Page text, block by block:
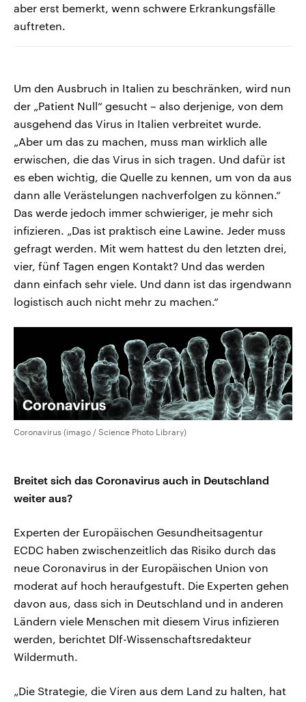
aber erst bemerkt, wenn schwere Erkrankungsfälle
auftreten.
Um den Ausbruch in Italien zu beschränken, wird nun
der „Patient Null“ gesucht – also derjenige, von dem
ausgehend das Virus in Italien verbreitet wurde.
„Aber um das zu machen, muss man wirklich alle
erwischen, die das Virus in sich tragen. Und dafür ist
es eben wichtig, die Quelle zu kennen, um von da aus
dann alle Verästelungen nachverfolgen zu können.“
Das werde jedoch immer schwieriger, je mehr sich
infizieren. „Das ist praktisch eine Lawine. Jeder muss
gefragt werden. Mit wem hattest du den letzten drei,
vier, fünf Tagen engen Kontakt? Und das werden
dann einfach sehr viele. Und dann ist das irgendwann
logistisch auch nicht mehr zu machen.“
Coronavirus (imago / Science Photo Library)
Breitet sich das Coronavirus auch in Deutschland
weiter aus?
Experten der Europäischen Gesundheitsagentur
ECDC haben zwischenzeitlich das Risiko durch das
neue Coronavirus in der Europäischen Union von
moderat auf hoch heraufgestuft. Die Experten gehen
davon aus, dass sich in Deutschland und in anderen
Ländern viele Menschen mit diesem Virus infizieren
werden, berichtet Dlf-Wissenschaftsredakteur
Wildermuth.
„Die Strategie, die Viren aus dem Land zu halten, hat